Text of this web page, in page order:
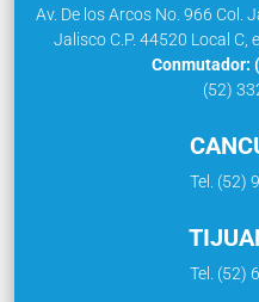
Av. De los Arcos No. 966 Col.
Jalisco C.P. 44520 Local C,
Conmutador:
(52)
Tel. (52)
Tel. (52)